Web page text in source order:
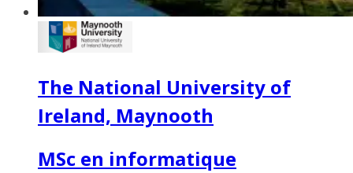
The National University of
Ireland, Maynooth
MSc en informatique